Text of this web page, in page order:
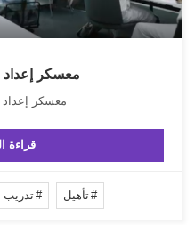
معسكر إعداد
معسكر
قراءة
تأهيل تدريب